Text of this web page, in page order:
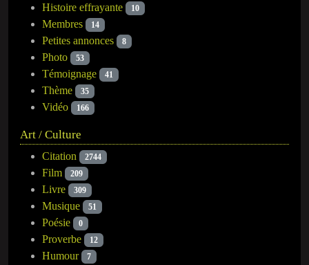
Histoire effrayante 10
Membres 14
Petites annonces 8
Photo 53
Témoignage 41
Thème 35
Vidéo 166
Art / Culture
Citation 2744
Film 209
Livre 309
Musique 51
Poésie 0
Proverbe 12
Humour 7